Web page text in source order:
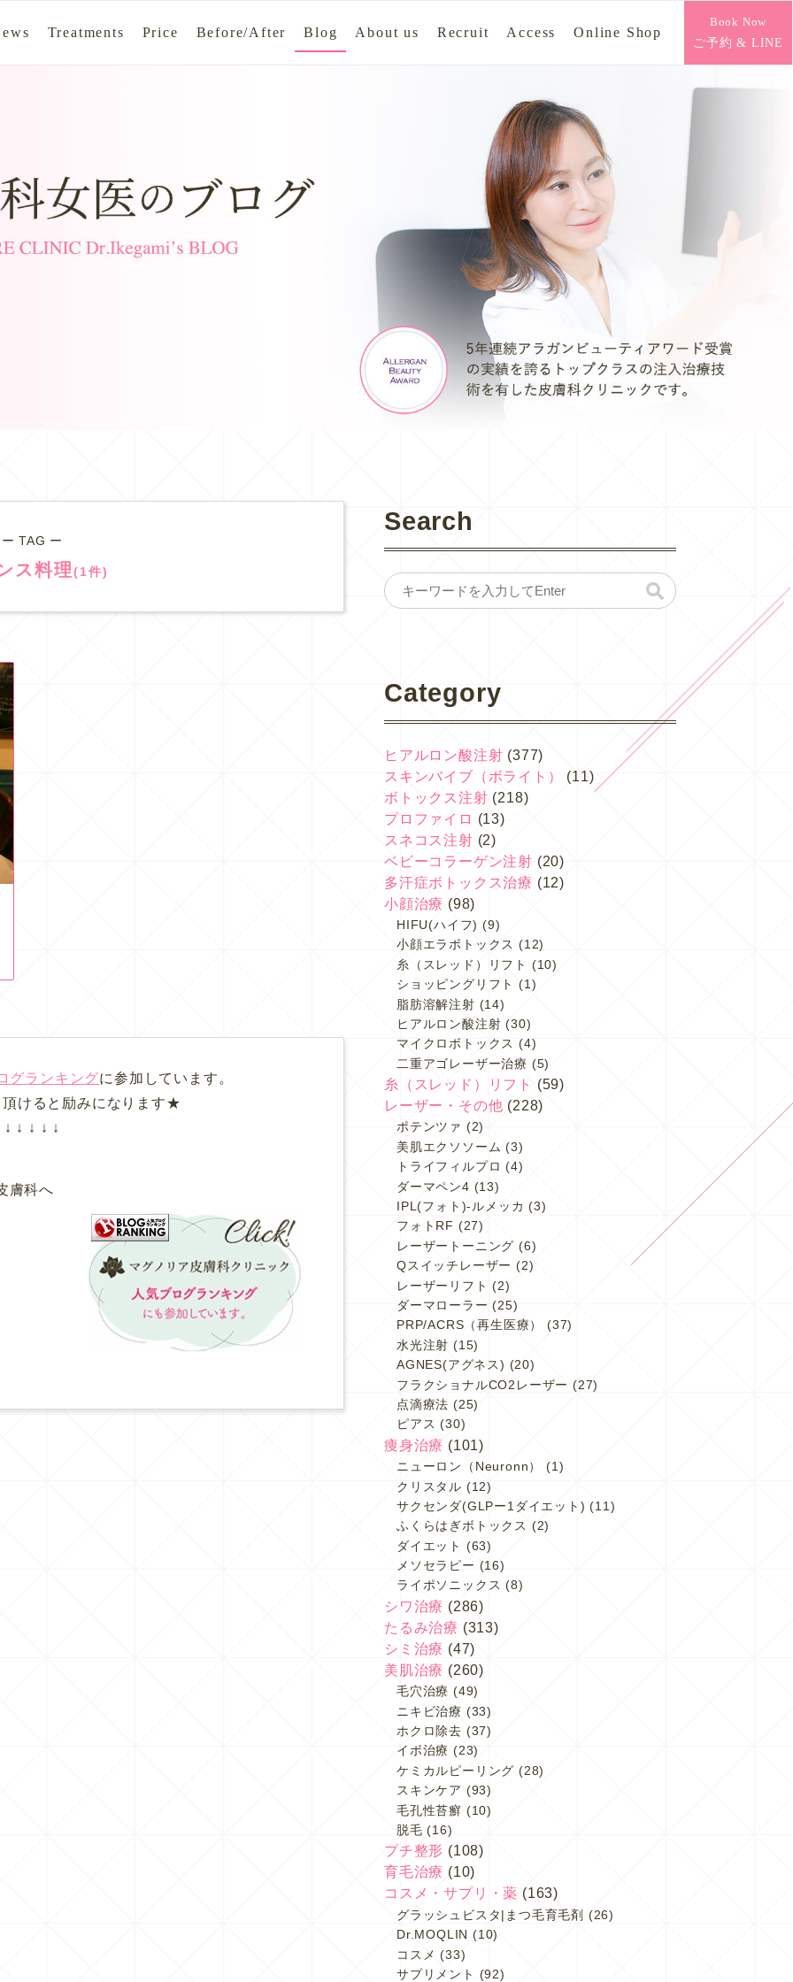
Treatments Price Before/After Blog About us Recruit Access Online Shop
Book Now
ご予約 & LINE
ー TAG ー
ス料理(1件)
グランキングに参加しています。
けると励みになります★
↓ ↓ ↓ ↓ ↓
Search
Category
ヒアルロン酸注射 (377)
スキンバイブ（ボライト）
(11)
ボトックス注射 (218)
プロファイロ (13)
スネコス注射 (2)
ベビーコラーゲン注射 (20)
多汗症ボトックス治療 (12)
小顔治療 (98)
HIFU(ハイフ) (9)
小顔エラボトックス (12)
糸（スレッド）リフト
(10)
ショッピングリフト
(1)
脂肪溶解注射 (14)
ヒアルロン酸注射 (30)
マイクロボトックス (4)
二重アゴレーザー治療 (5)
糸（スレッド）リフト
(59)
レーザー・その他 (228)
ポテンツァ (2)
美肌エクソソーム (3)
トライフィルプロ (4)
ダーマペン4 (13)
IPL(フォト)-ルメッカ (3)
フォトRF (27)
レーザートーニング (6)
Qスイッチレーザー (2)
レーザーリフト (2)
ダーマローラー (25)
PRP/ACRS（再生医療）
(37)
水光注射 (15)
AGNES(アグネス) (20)
フラクショナルCO2レーザー (27)
点滴療法 (25)
ピアス (30)
痩身治療 (101)
ニューロン（Neuronn）
(1)
クリスタル (12)
サクセンダ(GLPー1ダイエット) (11)
ふくらはぎボトックス (2)
ダイエット (63)
メソセラピー (16)
ライポソニックス (8)
シワ治療 (286)
たるみ治療 (313)
シミ治療 (47)
美肌治療 (260)
毛穴治療 (49)
ニキビ治療 (33)
ホクロ除去 (37)
イボ治療 (23)
ケミカルピーリング (28)
スキンケア (93)
毛孔性苔癬 (10)
脱毛 (16)
プチ整形 (108)
育毛治療 (10)
コスメ・サプリ・薬 (163)
グラッシュビスタ|まつ毛育毛剤
(26)
Dr.MOQLIN (10)
コスメ (33)
サプリメント
(92)